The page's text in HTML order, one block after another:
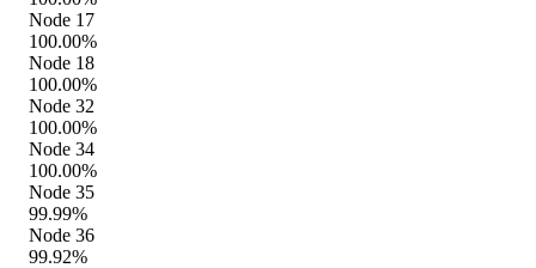
Node 17
100.00%
Node 18
100.00%
Node 32
100.00%
Node 34
100.00%
Node 35
99.99%
Node 36
99.92%